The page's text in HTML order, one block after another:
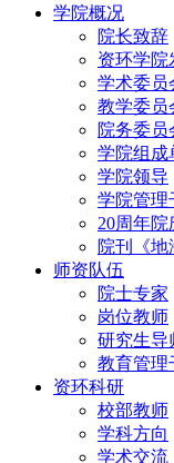
学院概况
院长致辞
资环学院
学术委员
教学委员
院务委员
学院组成
学院领导
学院管理
20周年院
院刊《
师资队伍
院士专家
岗位教师
研究生导
教育管理
资环科研
校部教师
学科方向
学术交流